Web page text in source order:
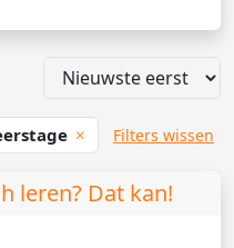
Filters wissen
leren? Dat kan!